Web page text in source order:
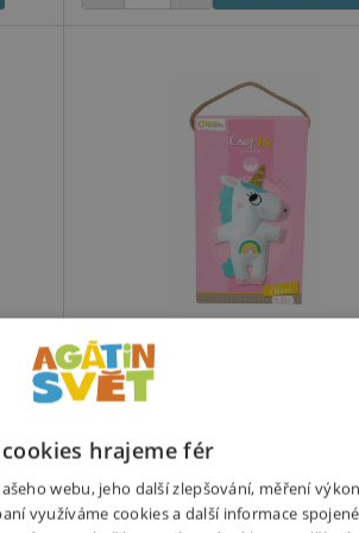
Dětské šití - jednorožec Alicia
Jednorožec z kolekce dětské šití je
která vaše děti zabaví a zasvětí do
a kreativního tvoření. Výsledkem bude
vlastnoručně vyrobená hračka, ze které
hrajeme fér
webu, jeho další zlepšování, měření
využíváme cookies a další informace